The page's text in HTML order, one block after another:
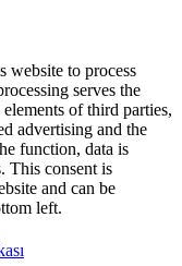
website to process
serves the
of third parties,
advertising and the
function, data is
This consent is
and can be
left.